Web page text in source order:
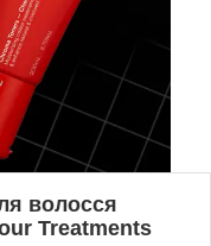
волосся
Treatments